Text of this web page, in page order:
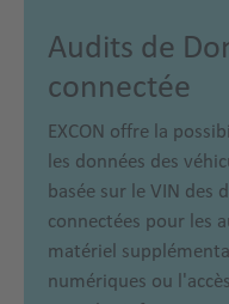
Audits de
connectée
EXCON offre la
les données des
basée sur le VIN des
connectées pour les
matériel
numériques ou